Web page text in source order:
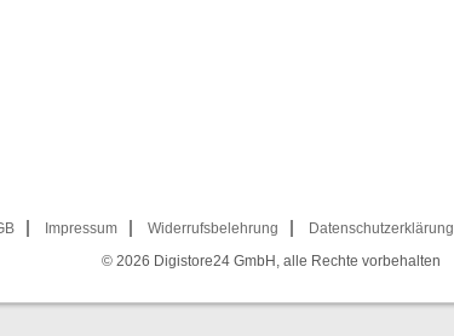
Impressum Widerrufsbelehrung Datenschutzerklärung
© 2026 Digistore24 GmbH, alle Rechte vorbehalten